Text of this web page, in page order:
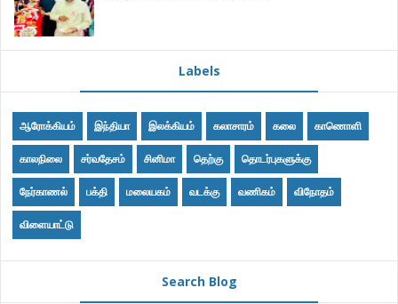
Labels
ஆரோக்கியம் இந்தியா இலக்கியம் கலாசாரம் கலை காணொளி
காலநிலை சர்வதேசம் சினிமா தெற்கு தொடர்புகளுக்கு
நேர்காணல் பக்தி மலையகம் வடக்கு வணிகம் விநோதம்
விளையாட்டு
Search Blog